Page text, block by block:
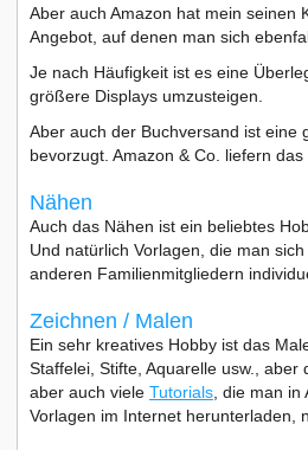
Aber auch Amazon hat mein seinen
Angebot, auf denen man sich
Je nach Häufigkeit ist es eine
größere Displays umzusteigen.
Aber auch der Buchversand ist eine
bevorzugt. Amazon & Co. liefern
Nähen
Auch das Nähen ist ein beliebtes
Und natürlich Vorlagen, die man
anderen Familienmitgliedern
Zeichnen / Malen
Ein sehr kreatives Hobby ist das
Staffelei, Stifte, Aquarelle usw.,
aber auch viele Tutorials , die man
Vorlagen im Internet herunterladen,